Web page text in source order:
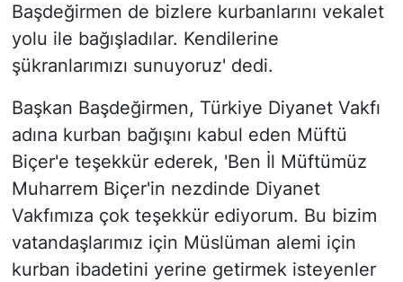
Başdeğirmen de bizlere kurbanlarını vekalet
yolu ile bağışladılar. Kendilerine
şükranlarımızı sunuyoruz' dedi.
Başkan Başdeğirmen, Türkiye Diyanet Vakfı
adına kurban bağışını kabul eden Müftü
Biçer'e teşekkür ederek, 'Ben İl Müftümüz
Muharrem Biçer'in nezdinde Diyanet
Vakfımıza çok teşekkür ediyorum. Bu bizim
vatandaşlarımız için Müslüman alemi için
kurban ibadetini yerine getirmek isteyenler